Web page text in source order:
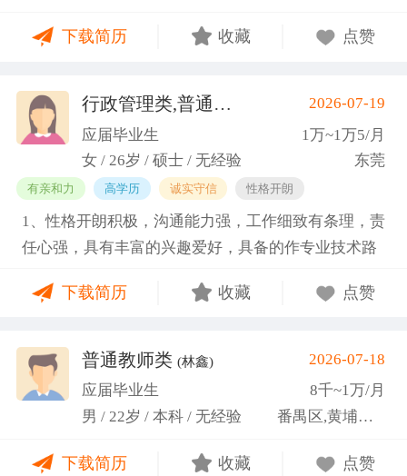
下载简历 收藏 点赞
行政管理类,普通教师类 (蓝小艳)2026-07-19
应届毕业生
1万~1万5/月
女 / 26岁 / 硕士 / 无经验
东莞
有亲和力 高学历 诚实守信 性格开朗
1、性格开朗积极，沟通能力强，工作细致有条理，责
任心强，具有丰富的兴趣爱好，具备的作专业技术路
任班级生活委员与课程助管，多次组织班级篮球、羽
关活动。
下载简历 收藏 点赞
普通教师类 (林鑫)
2026-07-18
应届毕业生
8千~1万/月
男 / 22岁 / 本科 / 无经验
番禺区,黄埔区,越秀区
下载简历 收藏 点赞